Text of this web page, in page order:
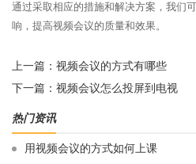
通过采取相应的措施和解决方案，我们
响，提高视频会议的质量和效果。
上一篇： 视频会议的方式有哪些
下一篇： 视频会议怎么投屏到电视
热门资讯
用视频会议的方式如何上课